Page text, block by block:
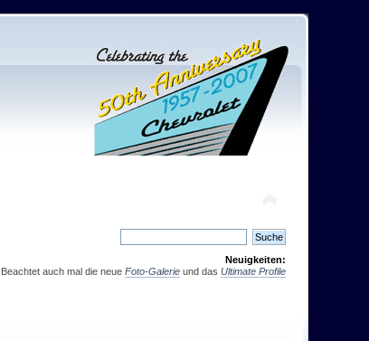
Neuigkeiten:
Beachtet auch mal die neue Foto-Galerieund das Ultimate Profile